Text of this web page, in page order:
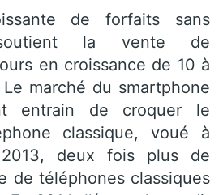
de forfaits sans
soutient la vente de
en croissance de 10 à
Le marché du smartphone
entrain de croquer le
classique, voué à
deux fois plus de
de téléphones classiques